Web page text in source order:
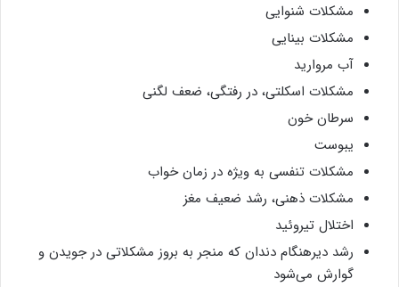
مشکلات شنوایی
مشکلات بینایی
آب مروارید
مشکلات اسکلتی، در رفتگی، ضعف لگنی
سرطان خون
یبوست
مشکلات تنفسی به ویژه در زمان خواب
مشکلات ذهنی، رشد ضعیف مغز
اختلال تیروئید
رشد دیرهنگام دندان که منجر به بروز مشکلاتی در جویدن و
گوارش می‌شود